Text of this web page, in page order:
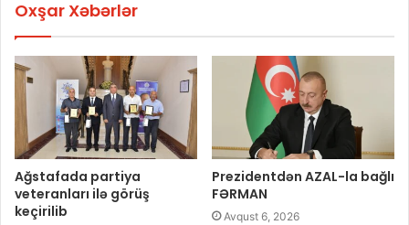
Oxşar Xəbərlər
Ağstafada partiya
veteranları ilə görüş
keçirilib
Prezidentdən AZAL-la bağlı
FƏRMAN
Avqust 6, 2026